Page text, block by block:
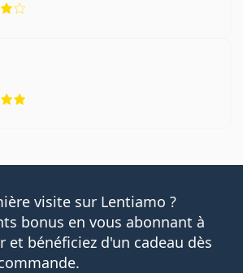
visite sur Lentiamo ?
bonus en vous abonnant à
et bénéficiez d'un cadeau dès